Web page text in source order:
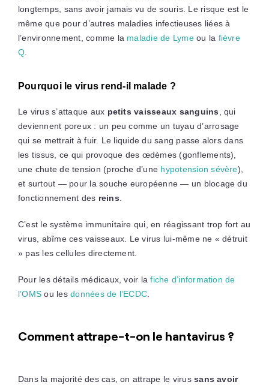
longtemps, sans avoir jamais vu de souris. Le risque est le
même que pour d’autres maladies infectieuses liées à
l’environnement, comme la maladie de Lymeou la fièvre
Q
Pourquoi le virus rend-il malade ?
Le virus s’attaque aux petits vaisseaux sanguins , qui
deviennent poreux : un peu comme un tuyau d’arrosage
qui se mettrait à fuir. Le liquide du sang passe alors dans
les tissus, ce qui provoque des œdèmes (gonflements),
une chute de tension (proche d’une hypotension sévère),
et surtout — pour la souche européenne — un blocage du
fonctionnement des reins
C’est le système immunitaire qui, en réagissant trop fort au
virus, abîme ces vaisseaux. Le virus lui-même ne « détruit
» pas les cellules directement.
Pour les détails médicaux, voir lafiche d’information de
l’OMS ou lesdonnées de l’ECDC
Comment attrape-t-on le hantavirus ?
Dans la majorité des cas, on attrape le virussans avoir